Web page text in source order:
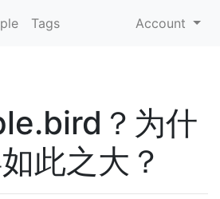
Tags Account
？为什
此之大？